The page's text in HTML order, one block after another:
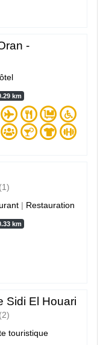
-
km
1
| Restauration
km
Sidi El Houari
2
touristique